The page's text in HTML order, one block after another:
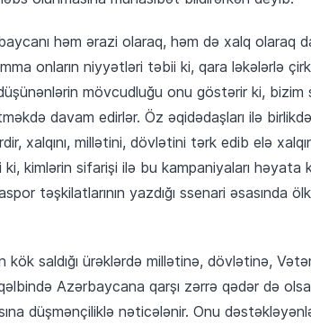
həm ərazi olaraq, həm də xalq olaraq
onların niyyətləri təbii ki, qara ləkələrlə
mövcudluğu onu göstərir ki, bizim
davam edirlər. Öz əqidədaşları ilə
xalqını, millətini, dövlətini tərk edib elə
ki, kimlərin sifarişi ilə bu kampaniyaları
təşkilatlarının yazdığı ssenari əsasında
saldığı ürəklərdə millətinə, dövlətinə,
Azərbaycana qarşı zərrə qədər də
düşmənçiliklə nəticələnir. Onu